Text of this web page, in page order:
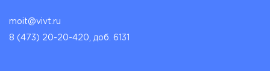
moit@vivt.ru
8 (473) 20-20-420, доб. 6131